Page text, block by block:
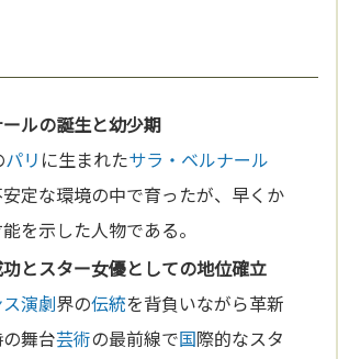
ルの誕生と幼少期
パリ に生まれたサラ・ベルナール
安定な環境の中で育ったが、早くか
を示した人物である。
とスター女優としての地位確立
演劇界の伝統を背負いながら革新
舞台芸術の最前線で国際的なスタ